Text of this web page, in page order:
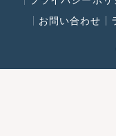
お問い合わせ